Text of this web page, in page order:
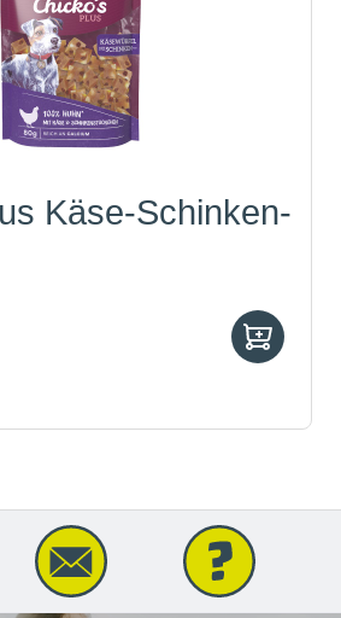
Käse-Schinken-